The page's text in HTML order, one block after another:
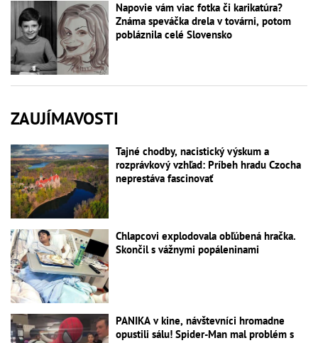
Napovie vám viac fotka či karikatúra?
Známa speváčka drela v továrni, potom
pobláznila celé Slovensko
ZAUJÍMAVOSTI
Tajné chodby, nacistický výskum a
rozprávkový vzhľad: Príbeh hradu Czocha
neprestáva fascinovať
Chlapcovi explodovala obľúbená hračka.
Skončil s vážnymi popáleninami
PANIKA v kine, návštevníci hromadne
opustili sálu! Spider-Man mal problém s